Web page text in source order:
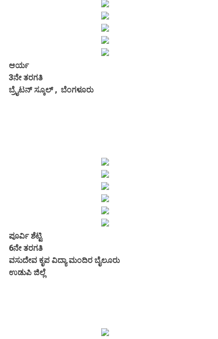
ಆರ್ಯ
3ನೇ ತರಗತಿ
ಬ್ರೈಟನ್ ಸ್ಕೂಲ್ , ಬೆಂಗಳೂರು
ಪೂರ್ವಿ ಶೆಟ್ಟಿ
6ನೇ ತರಗತಿ
ವಸುದೇವ ಕೃಪ ವಿದ್ಯಾ ಮಂದಿರ ಬೈಲೂರು
ಉಡುಪಿ ಜಿಲ್ಲೆ